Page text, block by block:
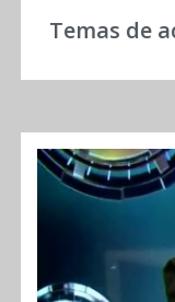
Temas de